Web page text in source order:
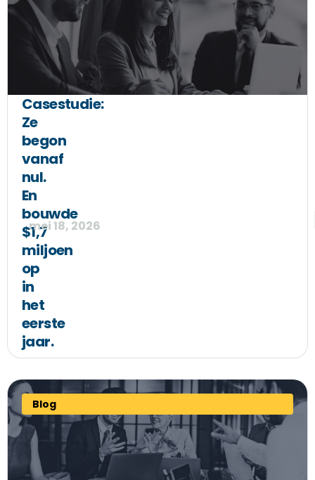
Casestudie:
Ze
begon
vanaf
nul.
En
bouwde
$1,7
miljoen
op
in
het
eerste
jaar.
mei 18, 2026
Blog